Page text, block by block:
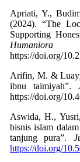
Apriati, Y.,
(2024). “The
Supporting
Humaniora
https://doi.org/
Arifin, M. &
ibnu taimiyah”.
https://doi.org/
Aswida, H.,
bisnis islam
tanjung pura”.
https://doi.org/